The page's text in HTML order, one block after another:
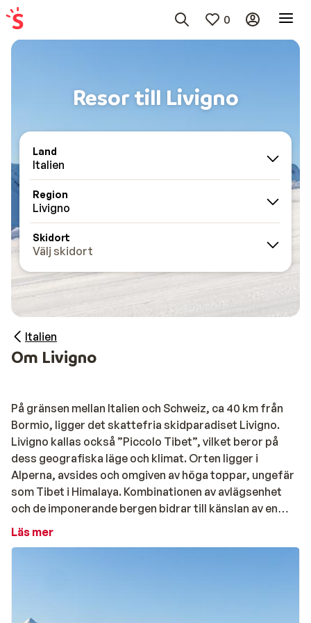
0
Resor till Livigno
Land
Italien
Region
Livigno
Skidort
Välj skidort
Italien
Om Livigno
På gränsen mellan Italien och Schweiz, ca 40 km från
Bormio, ligger det skattefria skidparadiset Livigno.
Livigno kallas också ”Piccolo Tibet”, vilket beror på
dess geografiska läge och klimat. Orten ligger i
Alperna, avsides och omgiven av höga toppar, ungefär
som Tibet i Himalaya. Kombinationen av avlägsenhet
och de imponerande bergen bidrar till känslan av en
orörd plats. Livigno har ett kallt högfjällsklimat med
Läs mer